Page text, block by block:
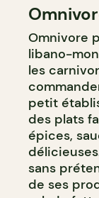
COMPTOIR
Omnivore
libano-
les
petit
des plats
épices,
sans
de ses